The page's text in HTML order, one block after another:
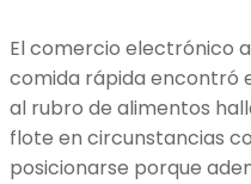
El comercio electrónico
comida rápida encontró
al rubro de alimentos
flote en circunstancias
posicionarse porque